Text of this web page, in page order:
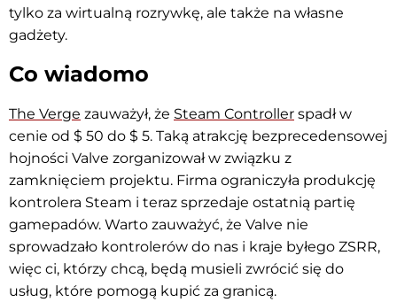
tylko za wirtualną rozrywkę, ale także na własne
gadżety.
Co wiadomo
The Verge zauważył, że Steam Controller spadł w
cenie od $ 50 do $ 5. Taką atrakcję bezprecedensowej
hojności Valve zorganizował w związku z
zamknięciem projektu. Firma ograniczyła produkcję
kontrolera Steam i teraz sprzedaje ostatnią partię
gamepadów. Warto zauważyć, że Valve nie
sprowadzało kontrolerów do nas i kraje byłego ZSRR,
więc ci, którzy chcą, będą musieli zwrócić się do
usług, które pomogą kupić za granicą.